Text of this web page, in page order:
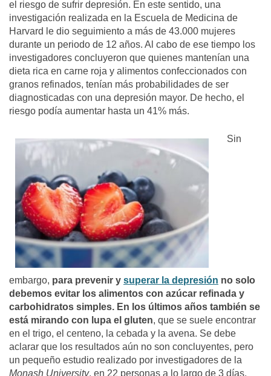
el riesgo de sufrir depresión. En este sentido, una
investigación realizada en la Escuela de Medicina de
Harvard le dio seguimiento a más de 43.000 mujeres
durante un periodo de 12 años. Al cabo de ese tiempo los
investigadores concluyeron que quienes mantenían una
dieta rica en carne roja y alimentos confeccionados con
granos refinados, tenían más probabilidades de ser
diagnosticadas con una depresión mayor. De hecho, el
riesgo podía aumentar hasta un 41% más.
Sin
embargo, para prevenir y superar la depresión no solo
debemos evitar los alimentos con azúcar refinada y
carbohidratos simples. En los últimos años también se
está mirando con lupa el gluten, que se suele encontrar
en el trigo, el centeno, la cebada y la avena. Se debe
aclarar que los resultados aún no son concluyentes, pero
un pequeño estudio realizado por investigadores de la
Monash University, en 22 personas a lo largo de 3 días,